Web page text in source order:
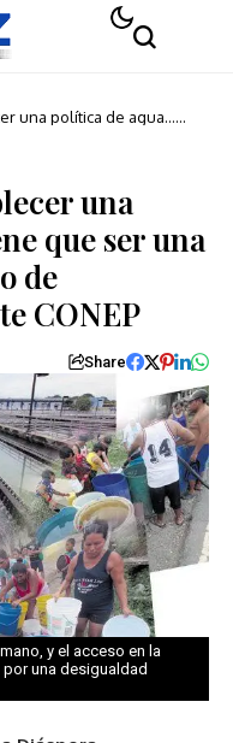
una política de agua…
una
que ser una
de
CONEP
Share
y el acceso en la
una desigualdad